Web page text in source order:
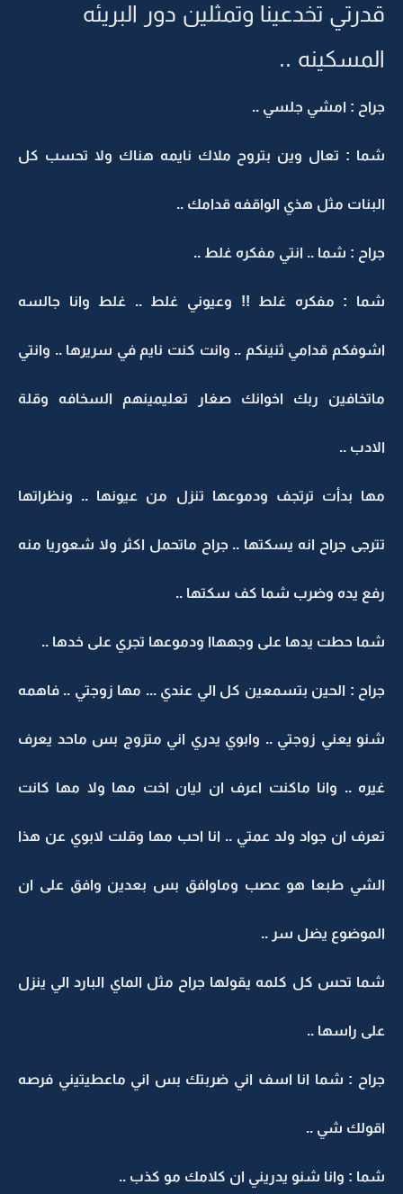
قدرتي تخدعينا وتمثلين دور البريئه
المسكينه ..
جراح : امشي جلسي ..
شما : تعال وين بتروح ملاك نايمه هناك ولا تحسب كل
البنات مثل هذي الواقفه قدامك ..
جراح : شما .. انتي مفكره غلط ..
شما : مفكره غلط !! وعيوني غلط .. غلط وانا جالسه
اشوفكم قدامي ثنينكم .. وانت كنت نايم في سريرها .. وانتي
ماتخافين ربك اخوانك صغار تعليمينهم السخافه وقلة
الادب ..
مها بدأت ترتجف ودموعها تنزل من عيونها .. ونظراتها
تترجى جراح انه يسكتها .. جراح ماتحمل اكثر ولا شعوريا منه
رفع يده وضرب شما كف سكتها ..
شما حطت يدها على وجههاا ودموعها تجري على خدها ..
جراح : الحين بتسمعين كل الي عندي ... مها زوجتي .. فاهمه
شنو يعني زوجتي .. وابوي يدري اني متزوج بس ماحد يعرف
غيره .. وانا ماكنت اعرف ان ليان اخت مها ولا مها كانت
تعرف ان جواد ولد عمتي .. انا احب مها وقلت لابوي عن هذا
الشي طبعا هو عصب وماوافق بس بعدين وافق على ان
الموضوع يضل سر ..
شما تحس كل كلمه يقولها جراح مثل الماي البارد الي ينزل
على راسها ..
جراح : شما انا اسف اني ضربتك بس اني ماعطيتيني فرصه
اقولك شي ..
شما : وانا شنو يدريني ان كلامك مو كذب ..